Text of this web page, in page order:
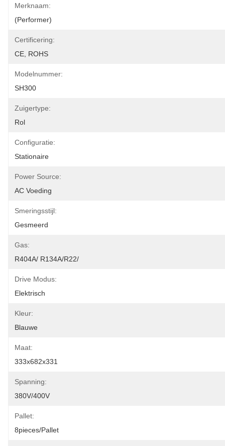
Merknaam:
(Performer)
Certificering:
CE, ROHS
Modelnummer:
SH300
Zuigertype:
Rol
Configuratie:
Stationaire
Power Source:
AC Voeding
Smeringsstijl:
Gesmeerd
Gas:
R404A/ R134A/R22/
Drive Modus:
Elektrisch
Kleur:
Blauwe
Maat:
333x682x331
Spanning:
380V/400V
Pallet:
8pieces/Pallet